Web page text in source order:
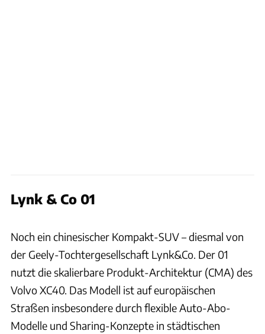
Lynk & Co 01
Noch ein chinesischer Kompakt-SUV – diesmal von
der Geely-Tochtergesellschaft Lynk&Co. Der 01
nutzt die skalierbare Produkt-Architektur (CMA) des
Volvo XC40. Das Modell ist auf europäischen
Straßen insbesondere durch flexible Auto-Abo-
Modelle und Sharing-Konzepte in städtischen